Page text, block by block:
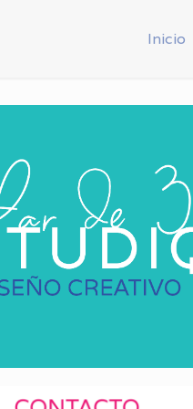
Inicio